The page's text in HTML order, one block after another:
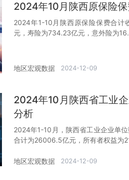
2024年10月陕西原保险
2024年1-10月陕西原保险保费合
元，寿险为734.23亿元，意外险为
地区宏观数据 2024-12-09
2024年10月陕西省工业
分析
2024年1-10月，陕西省工业企业单
合计为26006.5亿元，所有者权益为
地区宏观数据 2024-12-09